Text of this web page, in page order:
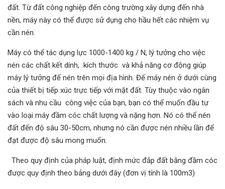
đất. Từ đất công nghiệp đến công trường xây dựng đến nhà
nền, máy này có thể được sử dụng cho hầu hết các nhiệm vụ
cần nén.
Máy có thể tác dụng lực 1000-1400 kg / N, lý tưởng cho việc
nén các chất kết dính, kích thước và khả năng cơ động giúp
máy lý tưởng để nén trên mọi địa hình. Đế máy nén ở dưới cùng
của thiết bị tiếp xúc trực tiếp với mặt đất. Tùy thuộc vào ngân
sách và nhu cầu công việc của bạn, bạn có thể muốn đầu tư
vào loại máy đầm cóc chất lượng và nặng hơn. Nó có thể nén
đất đến độ sâu 30-50cm, nhưng nó cần được nén nhiều lần để
đạt được độ sâu mong muốn.
Theo quy định của pháp luật, định mức đắp đất bằng đầm cóc
được quy định theo bảng dưới đây (đơn vị tính là 100m3)